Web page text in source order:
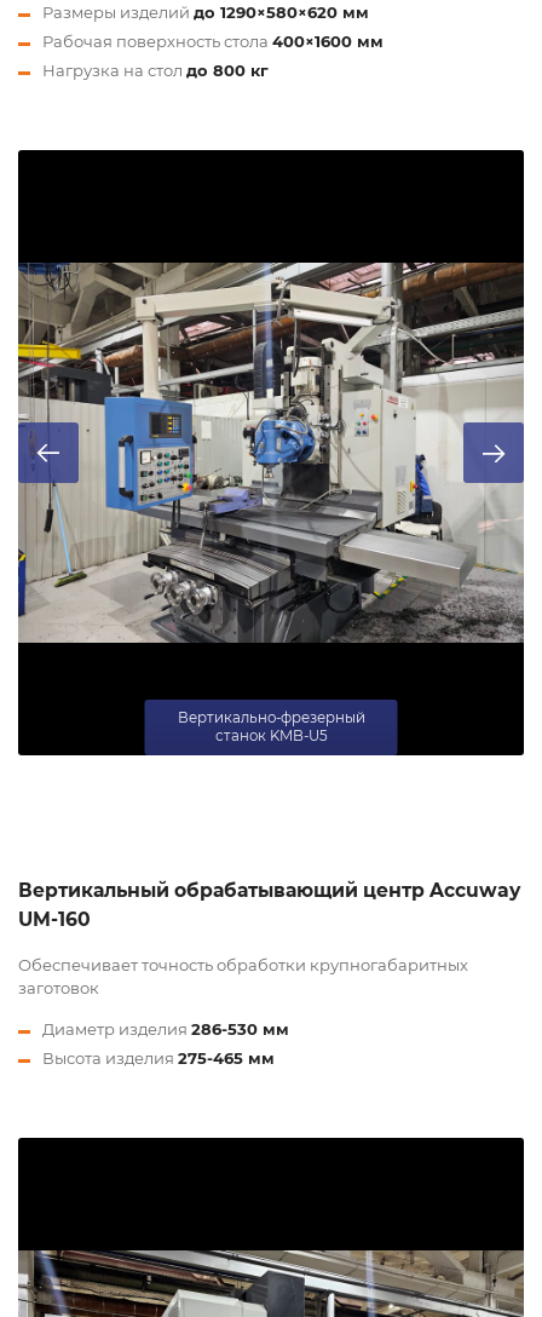
Размеры изделий до 1290×580×620 мм
Рабочая поверхность стола 400×1600 мм
Нагрузка на стол до 800 кг
Вертикально-фрезерный
станок KMB-U5
Вертикальный обрабатывающий центр Accuway
UM-160
Обеспечивает точность обработки крупногабаритных
заготовок
Диаметр изделия 286-530 мм
Высота изделия 275-465 мм